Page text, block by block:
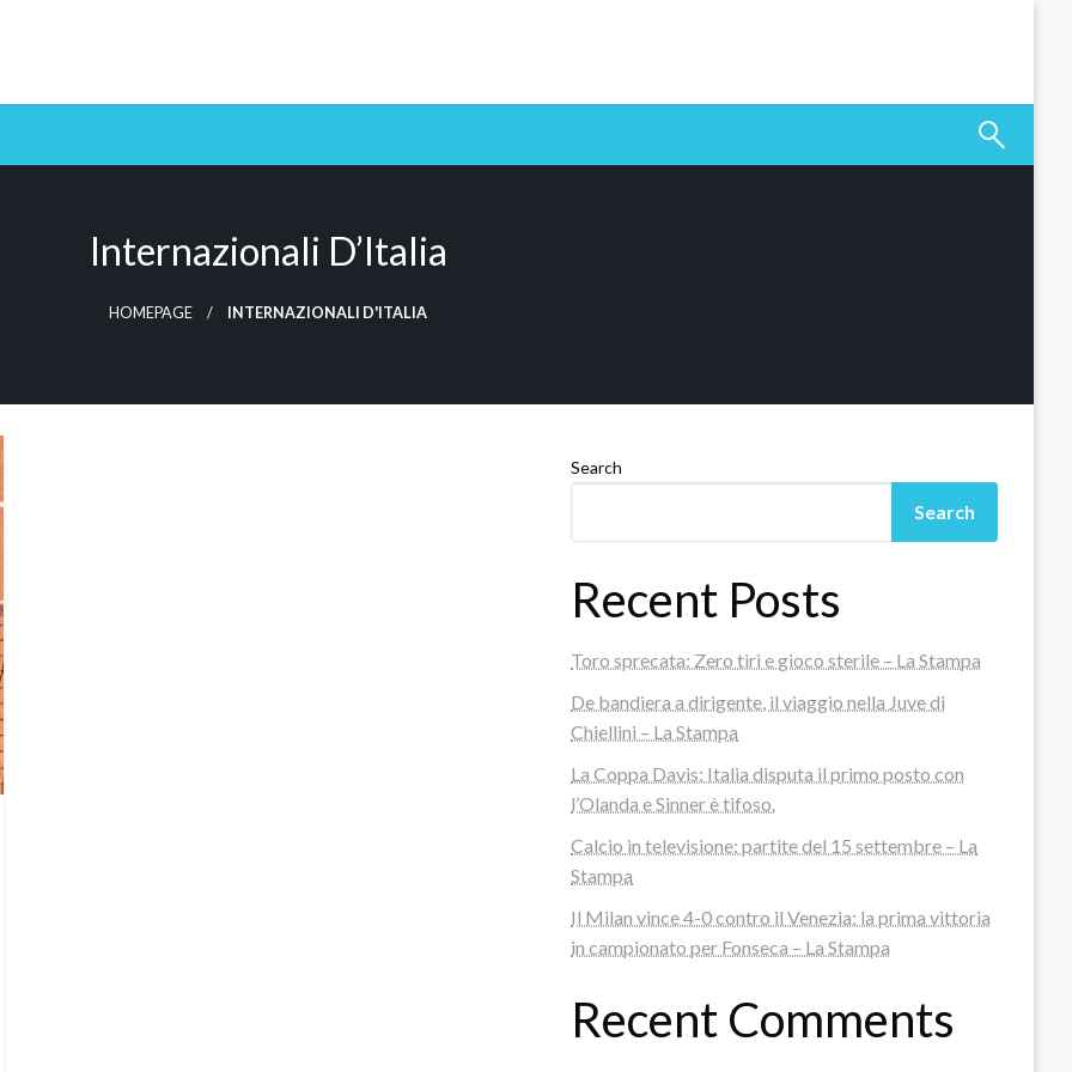
Internazionali D’Italia
HOMEPAGE INTERNAZIONALI D'ITALIA
Search
Search
Recent Posts
Toro sprecata: Zero tiri e gioco sterile – La Stampa
De bandiera a dirigente, il viaggio nella Juve di
Chiellini – La Stampa
La Coppa Davis: Italia disputa il primo posto con
l’Olanda e Sinner è tifoso.
Calcio in televisione: partite del 15 settembre – La
Stampa
Il Milan vince 4-0 contro il Venezia: la prima vittoria
in campionato per Fonseca – La Stampa
Recent Comments